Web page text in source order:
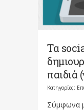
Τα
παιδιά
Κατηγορίες:
Σύμφωνα